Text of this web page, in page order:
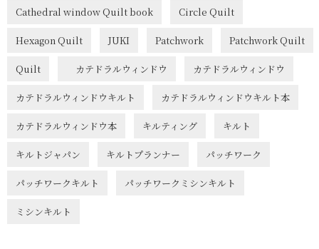
Cathedral window Quilt book Circle Quilt
Hexagon Quilt JUKI Patchwork Patchwork Quilt
Quilt カテドラルウィンドウ カテドラルウィンドウ
カテドラルウィンドウキルト カテドラルウィンドウキルト本
カテドラルウィンドウ本 キルティング キルト
キルトジャパン キルトプランナー パッチワーク
パッチワークキルト パッチワークミシンキルト
ミシンキルト